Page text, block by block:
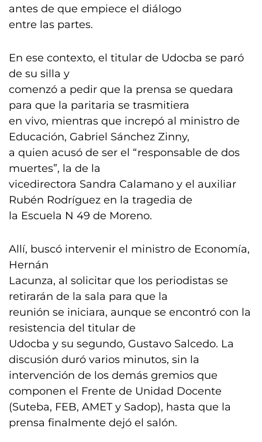
antes de que empiece el diálogo
entre las partes.
En ese contexto, el titular de Udocba se paró
de su silla y
comenzó a pedir que la prensa se quedara
para que la paritaria se trasmitiera
en vivo, mientras que increpó al ministro de
Educación, Gabriel Sánchez Zinny,
a quien acusó de ser el “responsable de dos
muertes”, la de la
vicedirectora Sandra Calamano y el auxiliar
Rubén Rodríguez en la tragedia de
la Escuela N 49 de Moreno.
Allí, buscó intervenir el ministro de Economía,
Hernán
Lacunza, al solicitar que los periodistas se
retirarán de la sala para que la
reunión se iniciara, aunque se encontró con la
resistencia del titular de
Udocba y su segundo, Gustavo Salcedo. La
discusión duró varios minutos, sin la
intervención de los demás gremios que
componen el Frente de Unidad Docente
(Suteba, FEB, AMET y Sadop), hasta que la
prensa finalmente dejó el salón.